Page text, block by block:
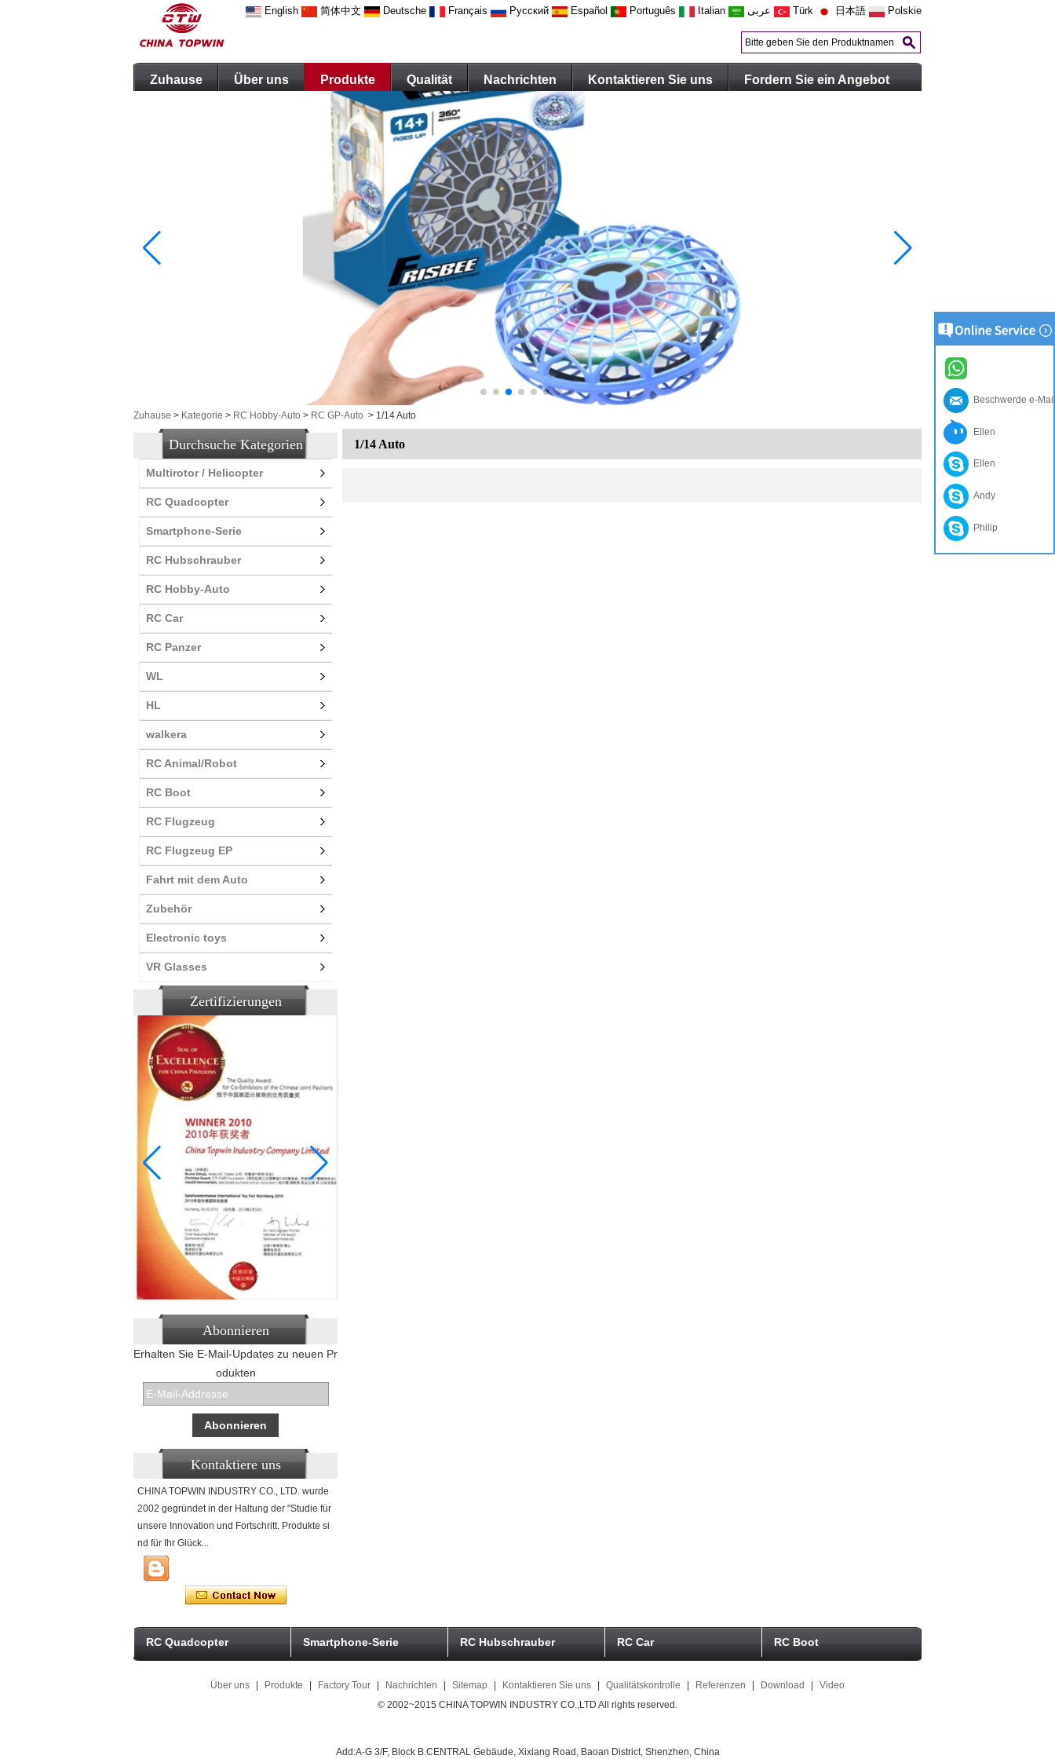
English 简体中文 Deutsche Français Русский Español Português Italian عربى Türk 日本語 Polskie
Zuhause Über uns Produkte Qualität Nachrichten Kontaktieren Sie uns Fordern Sie ein Angebot
Zuhause > Kategorie > RC Hobby-Auto > RC GP-Auto > 1/14 Auto
Durchsuche Kategorien
Multirotor / Helicopter
RC Quadcopter
Smartphone-Serie
RC Hubschrauber
RC Hobby-Auto
RC Car
RC Panzer
WL
HL
walkera
RC Animal/Robot
RC Boot
RC Flugzeug
RC Flugzeug EP
Fahrt mit dem Auto
Zubehör
Electronic toys
VR Glasses
Zertifizierungen
Abonnieren
Erhalten Sie E-Mail-Updates zu neuen Pr
odukten
Kontaktiere uns
CHINA TOPWIN INDUSTRY CO., LTD. wurde
2002 gegründet in der Haltung der "Studie für
unsere Innovation und Fortschritt. Produkte si
nd für Ihr Glück...
1/14 Auto
RC Quadcopter Smartphone-Serie RC Hubschrauber RC Car RC Boot
Über uns Produkte Factory Tour Nachrichten Sitemap Kontaktieren Sie uns Qualitätskontrolle Referenzen Download
Video
© 2002~2015 CHINA TOPWIN INDUSTRY CO.,LTD All rights reserved.
Add:A-G 3/F, Block B.CENTRAL Gebäude, Xixiang Road, Baoan District, Shenzhen, China
Beschwerde e-Mail
Ellen
Ellen
Andy
Philip